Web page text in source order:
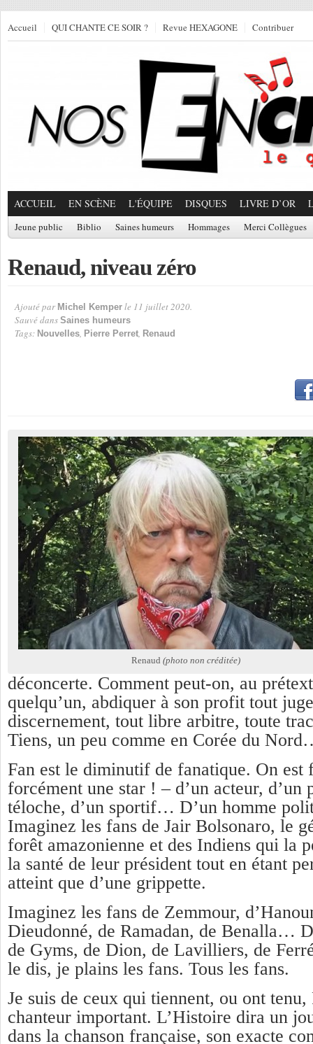
Accueil QUI CHANTE CE SOIR ? Revue HEXAGONE Contribuer
ACCUEIL EN SCÈNE L'ÉQUIPE DISQUES LIVRE D’OR
Jeune public Biblio Saines humeurs Hommages Merci Collègues
Renaud, niveau zéro
Ajouté par Michel Kemper le 11 juillet 2020.
Sauvé dans Saines humeurs
Tags: Nouvelles, Pierre Perret, Renaud
Renaud (photo non créditée)
déconcerte. Comment peut-on, au
quelqu’un, abdiquer à son profit tout
discernement, tout libre arbitre, toute
Tiens, un peu comme en Corée du
Fan est le diminutif de fanatique. On est
forcément une star ! – d’un acteur, d’un
téloche, d’un sportif… D’un homme
Imaginez les fans de Jair Bolsonaro, le
forêt amazonienne et des Indiens qui la
la santé de leur président tout en étant
atteint que d’une grippette.
Imaginez les fans de Zemmour,
Dieudonné, de Ramadan, de Benalla…
de Gyms, de Dion, de Lavilliers, de
le dis, je plains les fans. Tous les fans.
Je suis de ceux qui tiennent, ou ont tenu,
chanteur important. L’Histoire dira un
dans la chanson française, son exacte